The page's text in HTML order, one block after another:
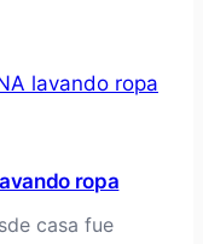
ropa
casa fue